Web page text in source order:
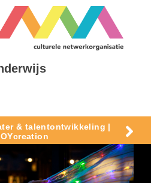
& talentontwikkeling |